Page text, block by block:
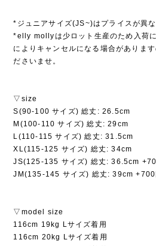
*ジュニアサイズ(JS~)はプライスが異
*elly mollyは少ロット生産のため入荷
によりキャンセルになる場合がありま
ださいませ。
▽size
S(90-100 サイズ) 総丈: 26.5cm
M(100-110 サイズ) 総丈: 29cm
L(110-115 サイズ) 総丈: 31.5cm
XL(115-125 サイズ) 総丈: 34cm
JS(125-135 サイズ) 総丈: 36.5cm
JM(135-145 サイズ) 総丈: 39cm +700
▽model size
116cm 19kg Lサイズ着用
116cm 20kg Lサイズ着用